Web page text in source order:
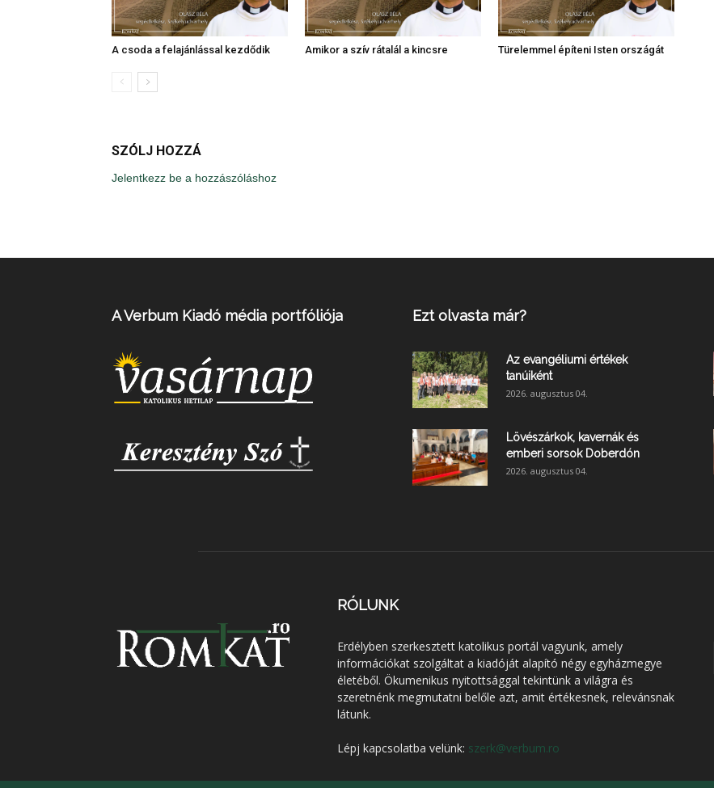
A csoda a felajánlással kezdődik Amikor a szív rátalál a kincsre Türelemmel építeni Isten országát
SZÓLJ HOZZÁ
Jelentkezz be a hozzászóláshoz
A Verbum Kiadó média portfóliója Ezt olvasta már?
Az evangéliumi értékek
tanúiként
2026. augusztus 04.
Lövészárkok, kavernák és
emberi sorsok Doberdón
2026. augusztus 04.
RÓLUNK
Erdélyben szerkesztett katolikus portál vagyunk, amely
információkat szolgáltat a kiadóját alapító négy egyházmegye
életéből. Ökumenikus nyitottsággal tekintünk a világra és
szeretnénk megmutatni belőle azt, amit értékesnek, relevánsnak
látunk.
Lépj kapcsolatba velünk: szerk@verbum.ro